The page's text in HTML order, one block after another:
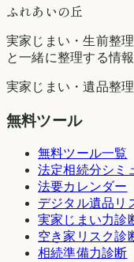
ふれあいの丘
実家じまい・生前整
と一緒に整理する情
実家じまい・遺品整
無料ツール
無料ツール一覧
法定相続分シミ
法要カレンダー
デジタル遺品リ
実家じまい力診
空き家リスク診
相続準備力診断